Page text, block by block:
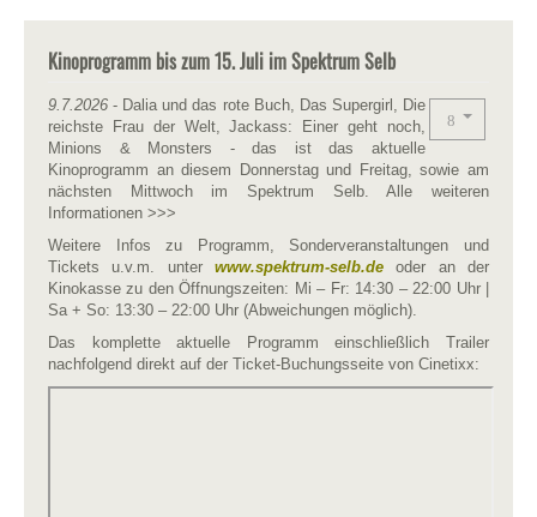
Kinoprogramm bis zum 15. Juli im Spektrum Selb
9.7.2026 - Dalia und das rote Buch, Das Supergirl, Die
reichste Frau der Welt, Jackass: Einer geht noch,
Minions & Monsters - das ist das aktuelle
Kinoprogramm an diesem Donnerstag und Freitag, sowie am
nächsten Mittwoch im Spektrum Selb. Alle weiteren
Informationen >>>
Weitere Infos zu Programm, Sonderveranstaltungen und
Tickets u.v.m. unter www.spektrum-selb.de oder an der
Kinokasse zu den Öffnungszeiten: Mi – Fr: 14:30 – 22:00 Uhr |
Sa + So: 13:30 – 22:00 Uhr (Abweichungen möglich).
Das komplette aktuelle Programm einschließlich Trailer
nachfolgend direkt auf der Ticket-Buchungsseite von Cinetixx: